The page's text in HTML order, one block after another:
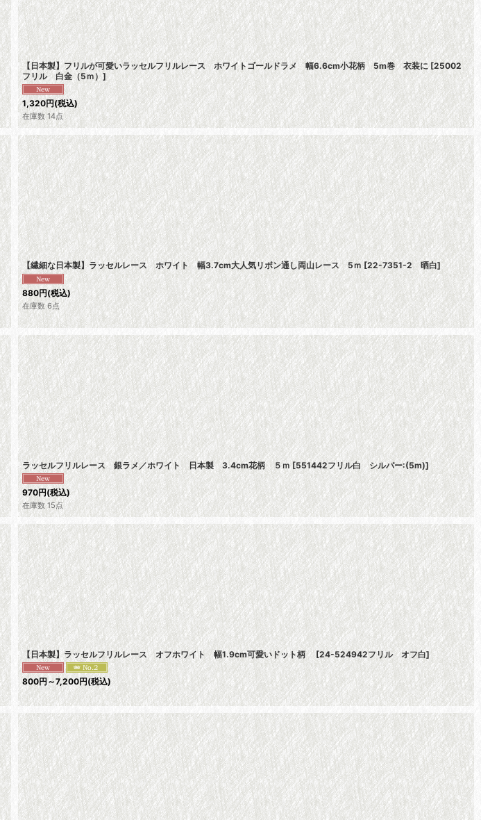
【日本製】フリルが可愛いラッセルフリルレース ホワイトゴールドラメ 幅6.6cm小花柄 5m巻 衣装に [25002
フリル 白金（5ｍ）]
1,320円(税込)
在庫数 14点
【繊細な日本製】ラッセルレース ホワイト 幅3.7cm大人気リボン通し両山レース 5ｍ [22-7351-2 晒白]
880円(税込)
在庫数 6点
ラッセルフリルレース 銀ラメ／ホワイト 日本製 3.4cm花柄 ５ｍ [551442フリル白 シルバー:(5m)]
970円(税込)
在庫数 15点
【日本製】ラッセルフリルレース オフホワイト 幅1.9cm可愛いドット柄 [24-524942フリル オフ白]
800円～7,200円(税込)